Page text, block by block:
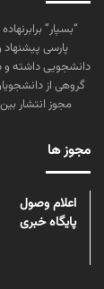
پارسی
دانشجویی داشته و
مجوز انتشار
مجوز ها
اعلام وصول
پایگاه خبری